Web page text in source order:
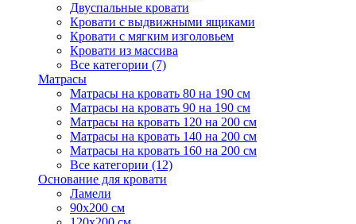
Двуспальные кровати
Кровати с выдвижными ящиками
Кровати с мягким изголовьем
Кровати из массива
Все категории (7)
Матрасы
Матрасы на кровать 80 на 190 см
Матрасы на кровать 90 на 190 см
Матрасы на кровать 120 на 200 см
Матрасы на кровать 140 на 200 см
Матрасы на кровать 160 на 200 см
Все категории (12)
Основание для кровати
Ламели
90х200 см